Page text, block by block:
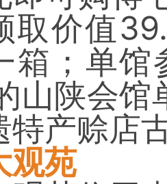
取价值
箱；单馆
山陕会馆
特产赊店
观苑